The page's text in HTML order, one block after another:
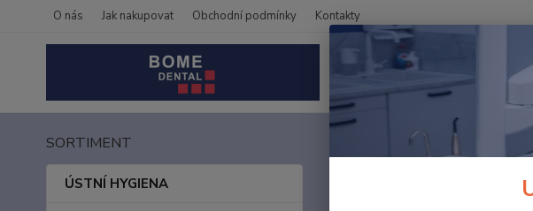
O nás Jak nakupovat Obchodní podmínky Kontakty
SORTIMENT
ÚSTNÍ HYGIENA
ORDINACE Cavex
Cavex